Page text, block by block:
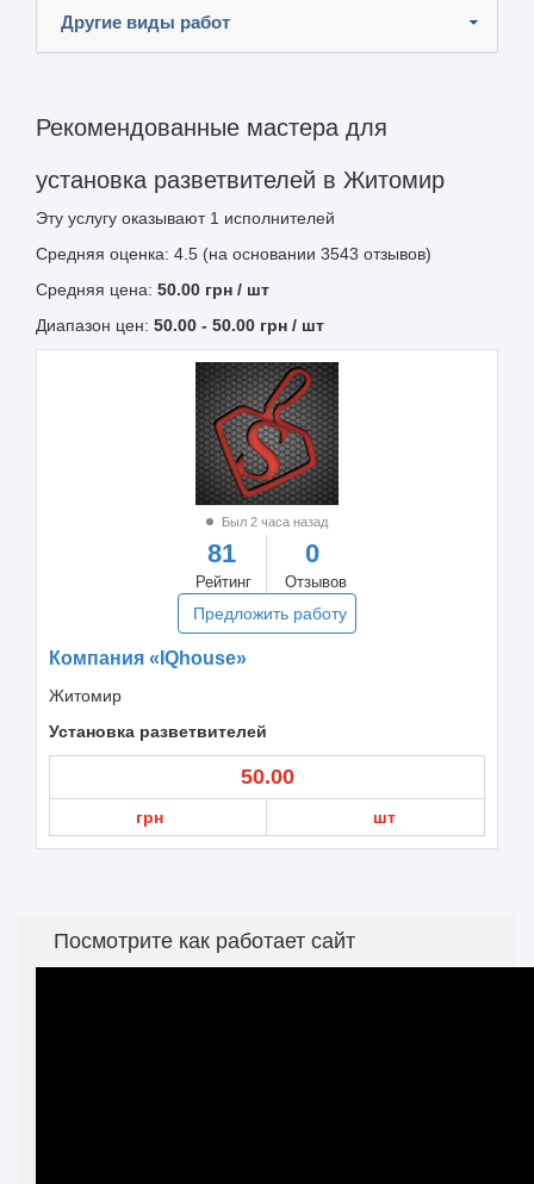
Другие виды работ
Рекомендованные мастера для
установка разветвителей в Житомир
Эту услугу оказывают 1 исполнителей
Средняя оценка: 4.5 (на основании 3543 отзывов)
Средняя цена: 50.00 грн / шт
Диапазон цен: 50.00 - 50.00 грн / шт
Был 2 часа назад
81
Рейтинг
0
Отзывов
Предложить работу
Компания «IQhouse»
Житомир
Установка разветвителей
50.00
грн шт
Посмотрите как работает сайт